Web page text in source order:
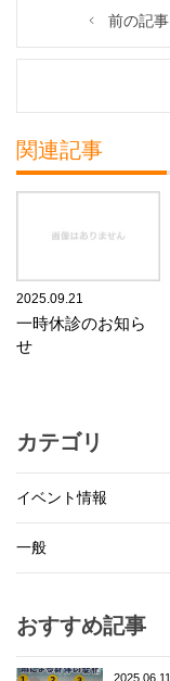
前の記事
関連記事
2025.09.21
一時休診のお知ら
せ
カテゴリ
イベント情報
一般
おすすめ記事
2025.06.11